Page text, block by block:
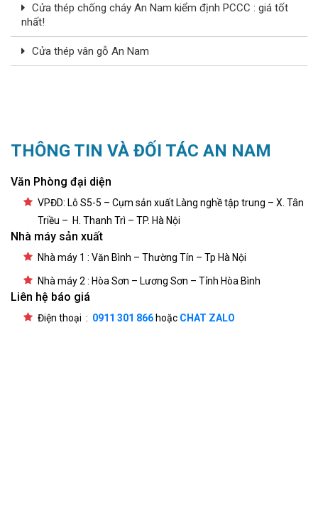
Cửa thép chống cháy An Nam kiểm định PCCC : giá tốt
nhất!
Cửa thép vân gỗ An Nam
THÔNG TIN VÀ ĐỐI TÁC AN NAM
Văn Phòng đại diện
VPĐD: Lô S5-5 – Cụm sản xuất Làng nghề tập trung – X. Tân
Triều – H. Thanh Trì – TP. Hà Nội
Nhà máy sản xuất
Nhà máy 1 : Văn Bình – Thường Tín – Tp Hà Nội
Nhà máy 2 : Hòa Sơn – Lương Sơn – Tỉnh Hòa Bình
Liên hệ báo giá
Điện thoại : 0911 301 866 hoặc CHAT ZALO